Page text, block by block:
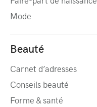
Mode
Beauté
Carnet d’adresses
Conseils beauté
Forme & santé